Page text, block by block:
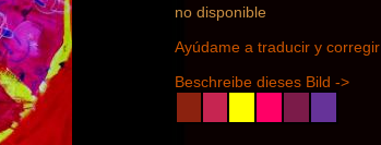
no disponible
Ayúdame a traducir y corregir
Beschreibe dieses Bild ->